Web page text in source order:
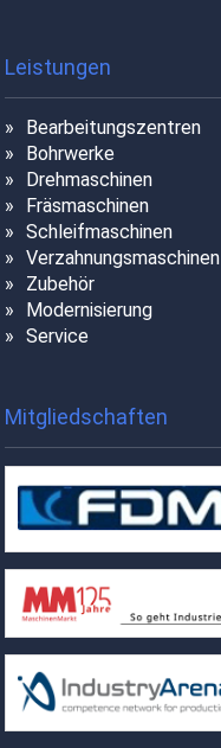
Leistungen
Bearbeitungszentren
Bohrwerke
Drehmaschinen
Fräsmaschinen
Schleifmaschinen
Verzahnungsmaschinen
Zubehör
Modernisierung
Service
Mitgliedschaften